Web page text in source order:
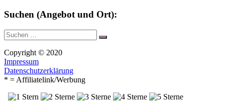
Suchen (Angebot und Ort):
Suche
nach:
Suchen
Copyright © 2020
Impressum
Datenschutzerklärung
* = Affiliatelink/Werbung